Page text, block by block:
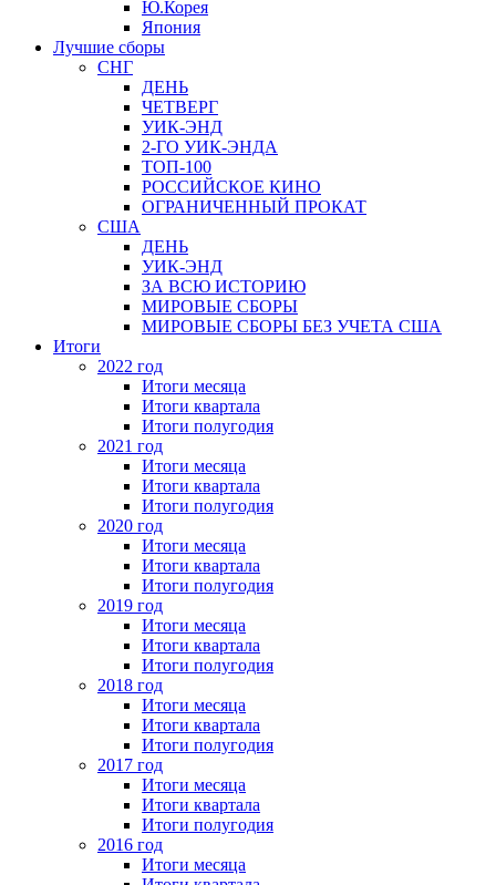
Ю.Корея
Япония
Лучшие сборы
СНГ
ДЕНЬ
ЧЕТВЕРГ
УИК-ЭНД
2-ГО УИК-ЭНДА
ТОП-100
РОССИЙСКОЕ КИНО
ОГРАНИЧЕННЫЙ ПРОКАТ
США
ДЕНЬ
УИК-ЭНД
ЗА ВСЮ ИСТОРИЮ
МИРОВЫЕ СБОРЫ
МИРОВЫЕ СБОРЫ БЕЗ УЧЕТА США
Итоги
2022 год
Итоги месяца
Итоги квартала
Итоги полугодия
2021 год
Итоги месяца
Итоги квартала
Итоги полугодия
2020 год
Итоги месяца
Итоги квартала
Итоги полугодия
2019 год
Итоги месяца
Итоги квартала
Итоги полугодия
2018 год
Итоги месяца
Итоги квартала
Итоги полугодия
2017 год
Итоги месяца
Итоги квартала
Итоги полугодия
2016 год
Итоги месяца